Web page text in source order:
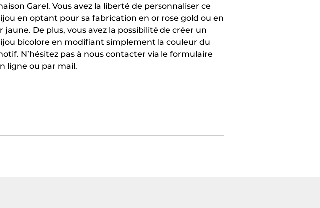
Garel. Vous avez la liberté de personnaliser ce
en optant pour sa fabrication en or rose gold ou en
jaune. De plus, vous avez la possibilité de créer un
bicolore en modifiant simplement la couleur du
N’hésitez pas à nous contacter via le formulaire
ligne ou par mail.